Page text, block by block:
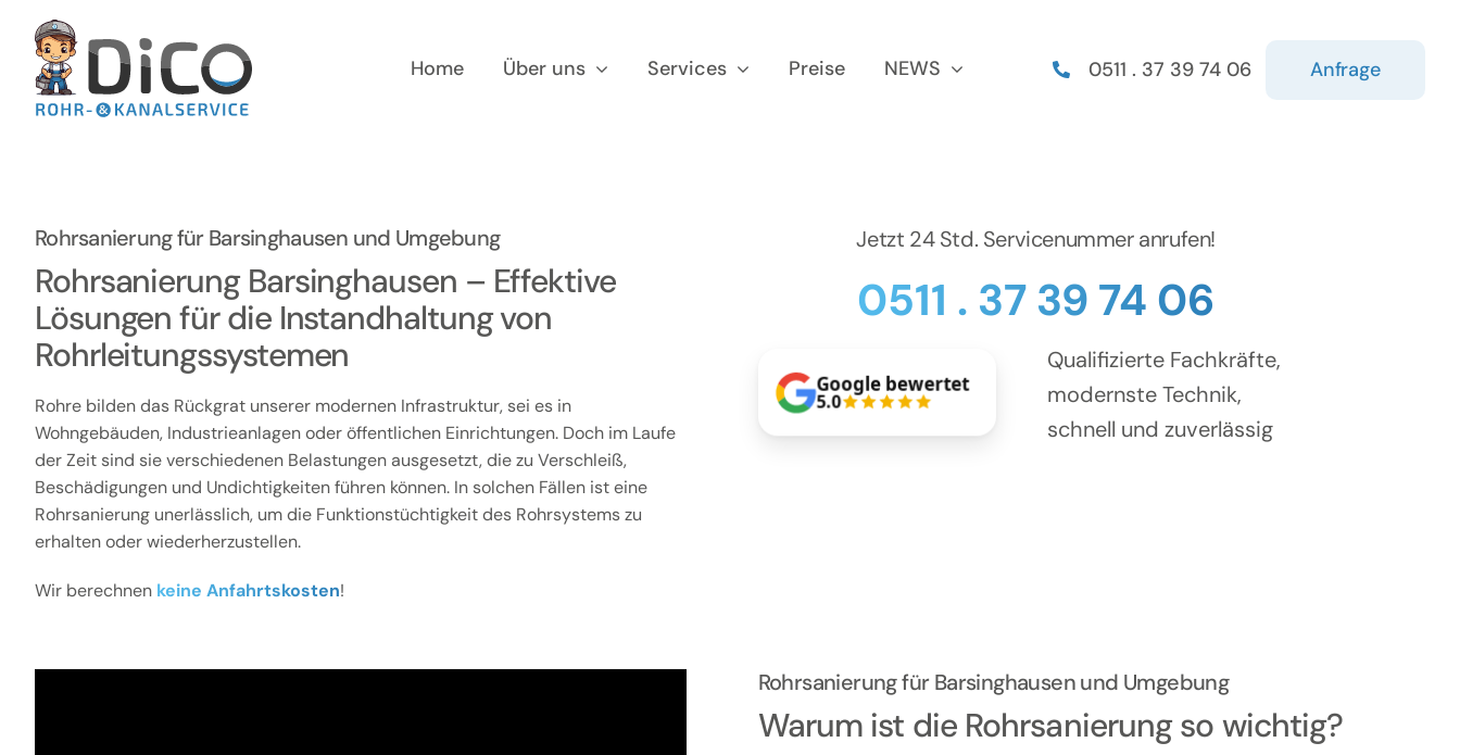
Inhalt
springen
Home Über uns Services Preise NEWS 0511 . 37 39 74 06 Anfrage
Rohrsanierung für Barsinghausen und Umgebung
Rohrsanierung Barsinghausen – Effektive
Lösungen für die Instandhaltung von
Rohrleitungssystemen
Rohre bilden das Rückgrat unserer modernen Infrastruktur, sei es in
Wohngebäuden, Industrieanlagen oder öffentlichen Einrichtungen. Doch im Laufe
der Zeit sind sie verschiedenen Belastungen ausgesetzt, die zu Verschleiß,
Beschädigungen und Undichtigkeiten führen können. In solchen Fällen ist eine
Rohrsanierung unerlässlich, um die Funktionstüchtigkeit des Rohrsystems zu
erhalten oder wiederherzustellen.
Wir berechnen keine Anfahrtskosten!
Jetzt 24 Std. Servicenummer anrufen!
0511 . 37 39 74 06
Google bewertet
5.0
Qualifizierte Fachkräfte,
modernste Technik,
schnell und zuverlässig
Rohrsanierung für Barsinghausen und Umgebung
Warum ist die Rohrsanierung so wichtig?